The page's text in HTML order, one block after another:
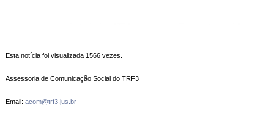
Esta notícia foi visualizada 1566 vezes.
Assessoria de Comunicação Social do TRF3
Email: acom@trf3.jus.br